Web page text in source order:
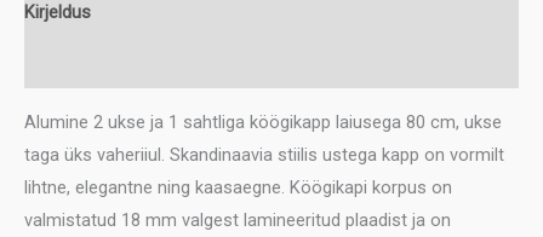
Kirjeldus
Alumine 2 ukse ja 1 sahtliga köögikapp laiusega 80 cm, ukse
taga üks vaheriiul. Skandinaavia stiilis ustega kapp on vormilt
lihtne, elegantne ning kaasaegne. Köögikapi korpus on
valmistatud 18 mm valgest lamineeritud plaadist ja on